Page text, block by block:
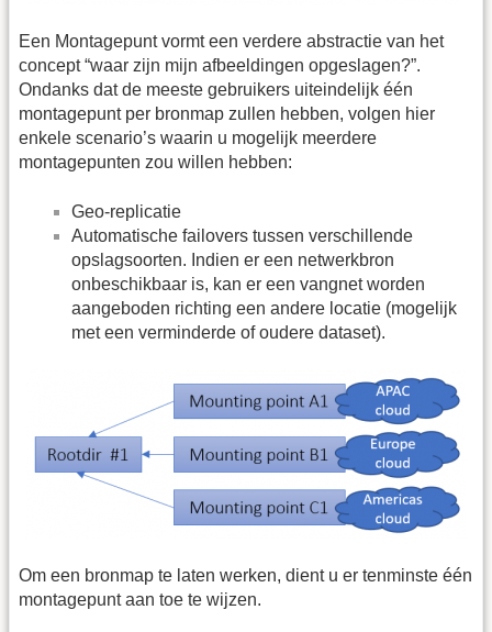
Een Montagepunt vormt een verdere abstractie van het
concept “waar zijn mijn afbeeldingen opgeslagen?”.
Ondanks dat de meeste gebruikers uiteindelijk één
montagepunt per bronmap zullen hebben, volgen hier
enkele scenario’s waarin u mogelijk meerdere
montagepunten zou willen hebben:
Geo-replicatie
Automatische failovers tussen verschillende
opslagsoorten. Indien er een netwerkbron
onbeschikbaar is, kan er een vangnet worden
aangeboden richting een andere locatie (mogelijk
met een verminderde of oudere dataset).
Om een bronmap te laten werken, dient u er tenminste één
montagepunt aan toe te wijzen.